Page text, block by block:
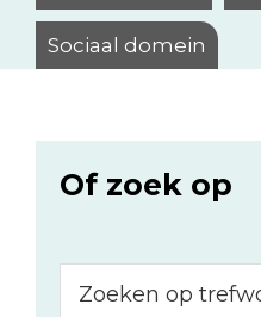
Sociaal domein
Of zoek op
op